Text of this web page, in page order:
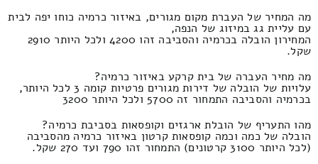
מה המחיר של העברת מקום מגורים, באיזור כרמיה כוחו יפה לבית
עם עליית גג במיזוג של הנפה,
המחירון הובלה בכרמיה והסביבה זהו 4200 ולכל היותר 2910
שקל.
מה מחיר העברה של בית קרקע באיזור כרמיה?
עלויות של הובלה של דירות מגורים פרטיות קומה 3 לכל היותר,
בכרמיה והסביבה התמחור זה 5700 ולכל היותר 3200
מהו התעריף של הובלת ארגזים וקופסאות בסביבת כרמיה?
הובלה של כמה וכמה קופסאות קרטון באיזור כרמיה מהסביבה
(לכל היותר 3100 קרטונים) התמחור זהו 790 ועד 270 שקל.